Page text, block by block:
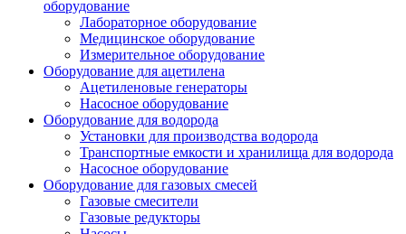
оборудование
Лабораторное оборудование
Медицинское оборудование
Измерительное оборудование
Оборудование для ацетилена
Ацетиленовые генераторы
Насосное оборудование
Оборудование для водорода
Установки для производства водорода
Транспортные емкости и хранилища для водорода
Насосное оборудование
Оборудование для газовых смесей
Газовые смесители
Газовые редукторы